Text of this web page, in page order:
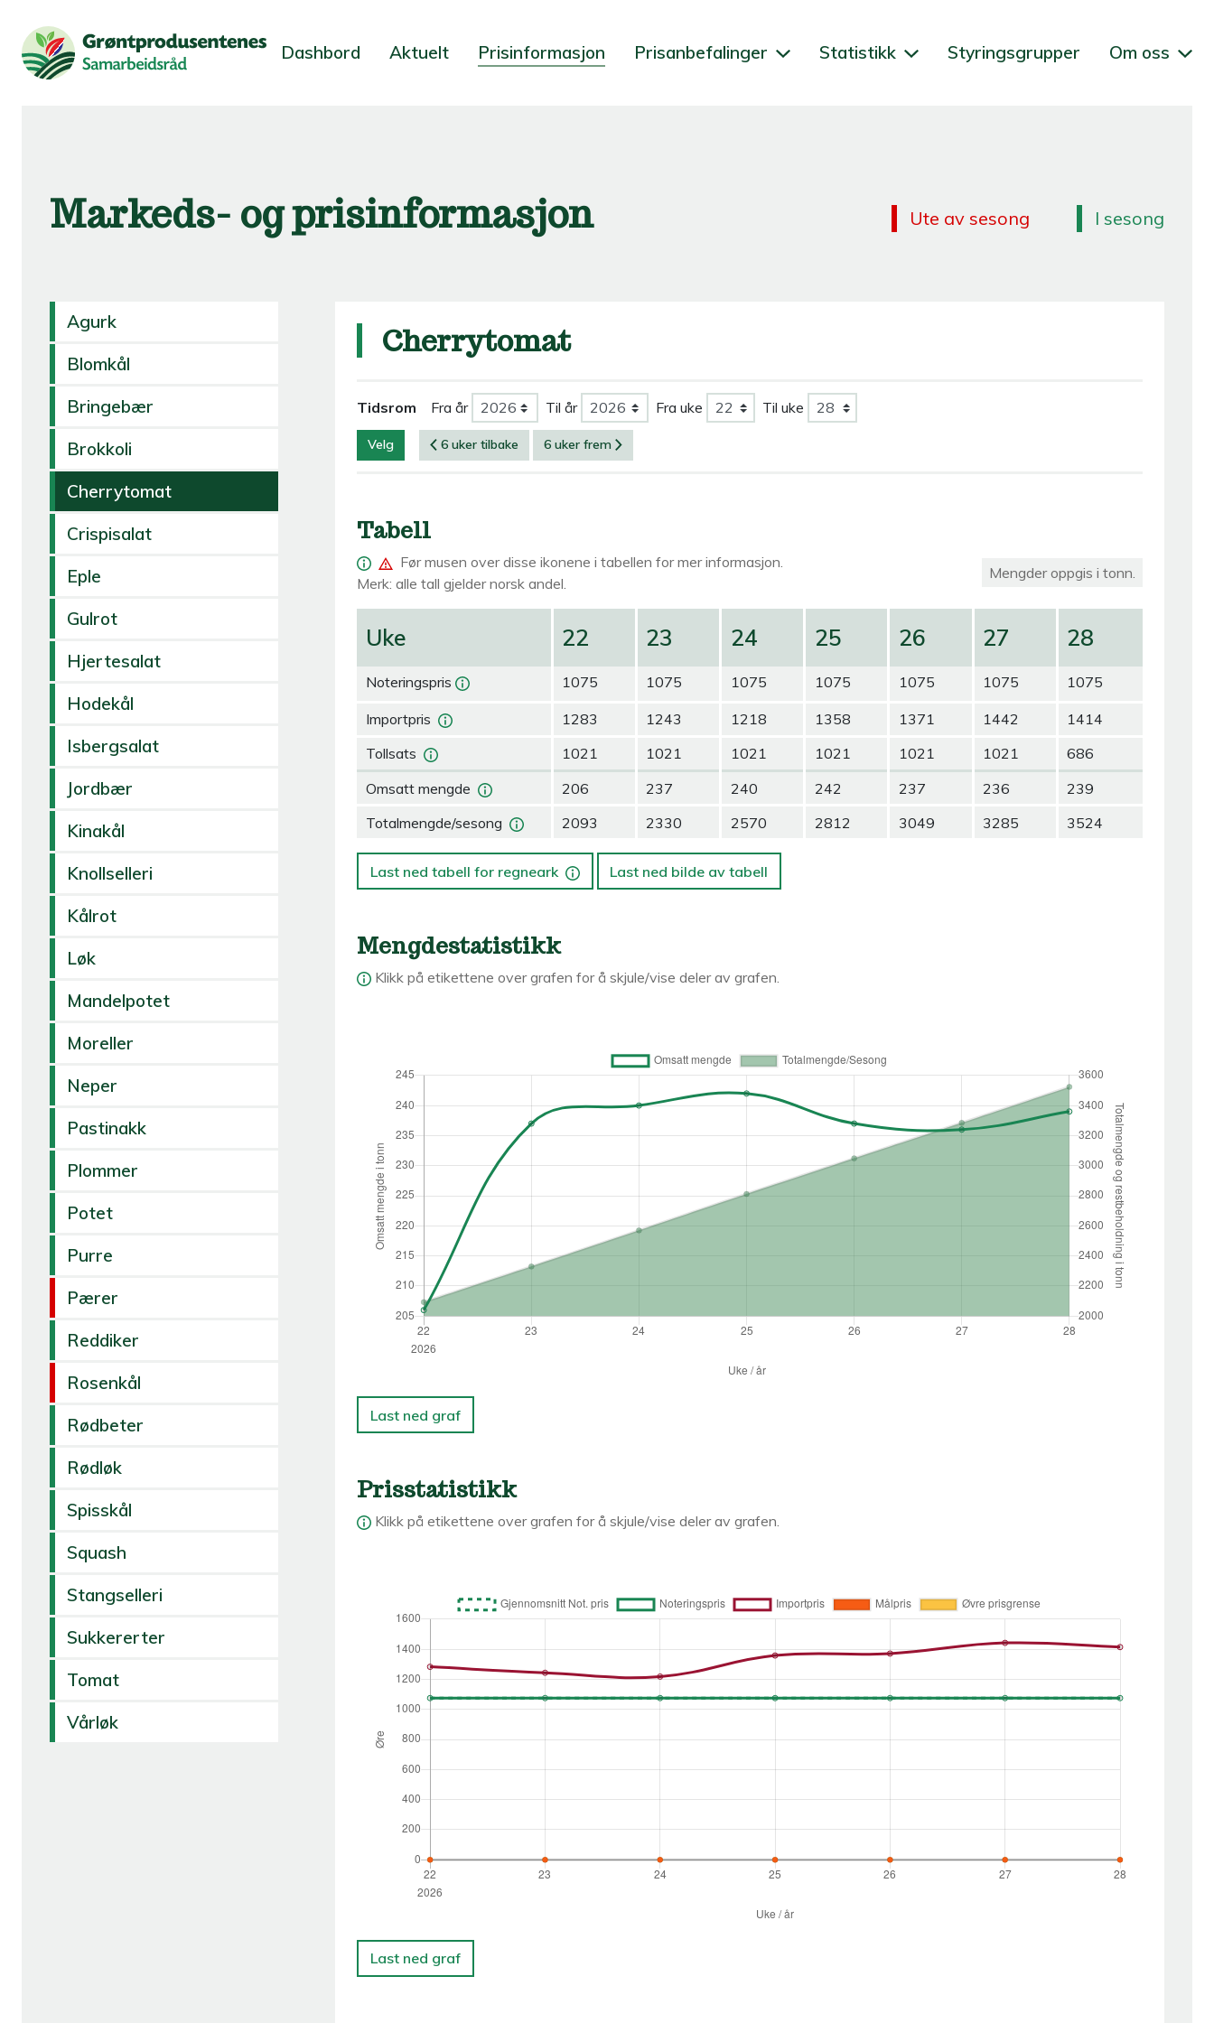
Dashbord Aktuelt Prisinformasjon Prisanbefalinger Statistikk Styringsgrupper Om oss
Markeds- og prisinformasjon Ute av sesong I sesong
Agurk
Blomkål
Bringebær
Brokkoli
Cherrytomat
Crispisalat
Eple
Gulrot
Hjertesalat
Hodekål
Isbergsalat
Jordbær
Kinakål
Knollselleri
Kålrot
Løk
Mandelpotet
Moreller
Neper
Pastinakk
Plommer
Potet
Purre
Pærer
Reddiker
Rosenkål
Rødbeter
Rødløk
Spisskål
Squash
Stangselleri
Sukkererter
Tomat
Vårløk
Cherrytomat
Tidsrom Fra år Til år Fra uke Til uke
Velg 6 uker tilbake 6 uker frem
Tabell
Før musen over disse ikonene i tabellen for mer informasjon.
Merk: alle tall gjelder norsk andel.
Mengder oppgis i tonn.
Uke
Noteringspris
Importpris
Tollsats
Omsatt mengde
Totalmengde/sesong
22
1075
1283
1021
206
2093
23
1075
1243
1021
237
2330
24
1075
1218
1021
240
2570
25
1075
1358
1021
242
2812
26
1075
1371
1021
237
3049
27
1075
1442
1021
236
3285
28
1075
1414
686
239
3524
Last ned tabell for regneark Last ned bilde av tabell
Mengdestatistikk
Klikk på etikettene over grafen for å skjule/vise deler av grafen.
Last ned graf
Prisstatistikk
Klikk på etikettene over grafen for å skjule/vise deler av grafen.
Last ned graf